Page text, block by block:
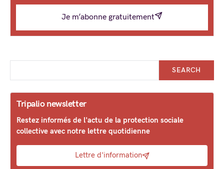
Je m’abonne gratuitement
SEARCH
Tripalio newsletter
Restez informés de l'actu de la protection sociale
collective avec notre lettre quotidienne
Lettre d'information